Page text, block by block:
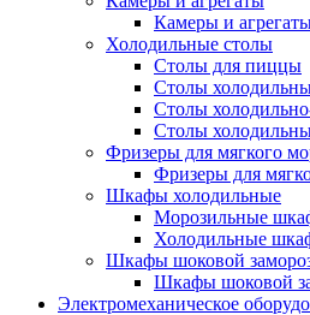
Камеры и
Холодильные столы
Столы для пиццы
Столы
Столы
Столы
Фризеры для мягкого
Фризеры для
Шкафы холодильные
Mорозильные
Холодильные
Шкафы шоковой
Шкафы шоковой
Электромеханическое